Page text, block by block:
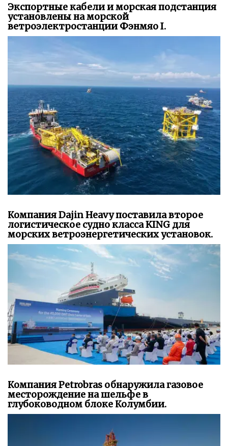
Экспортные кабели и морская подстанция
установлены на морской
ветроэлектростанции Фэнмяо I.
Компания Dajin Heavy поставила второе
логистическое судно класса KING для
морских ветроэнергетических установок.
Компания Petrobras обнаружила газовое
месторождение на шельфе в
глубоководном блоке Колумбии.